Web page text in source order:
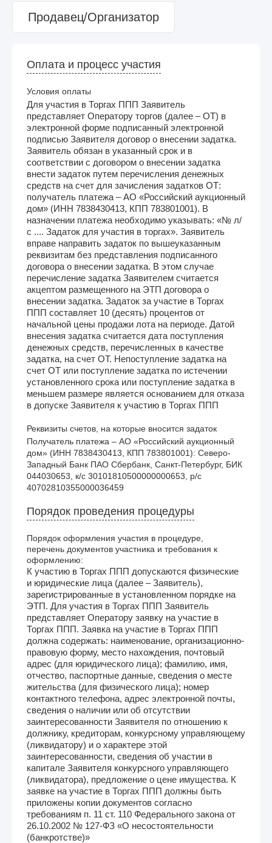
Продавец/Организатор
Оплата и процесс участия
Условия оплаты
Для участия в Торгах ППП Заявитель
представляет Оператору торгов (далее – ОТ) в
электронной форме подписанный электронной
подписью Заявителя договор о внесении задатка.
Заявитель обязан в указанный срок и в
соответствии с договором о внесении задатка
внести задаток путем перечисления денежных
средств на счет для зачисления задатков ОТ:
получатель платежа – АО «Российский аукционный
дом» (ИНН 7838430413, КПП 783801001). В
назначении платежа необходимо указывать: «№ л/
с .... Задаток для участия в торгах». Заявитель
вправе направить задаток по вышеуказанным
реквизитам без представления подписанного
договора о внесении задатка. В этом случае
перечисление задатка Заявителем считается
акцептом размещенного на ЭТП договора о
внесении задатка. Задаток за участие в Торгах
ППП составляет 10 (десять) процентов от
начальной цены продажи лота на периоде. Датой
внесения задатка считается дата поступления
денежных средств, перечисленных в качестве
задатка, на счет ОТ. Непоступление задатка на
счет ОТ или поступление задатка по истечении
установленного срока или поступление задатка в
меньшем размере является основанием для отказа
в допуске Заявителя к участию в Торгах ППП
Реквизиты счетов, на которые вносится задаток
Получатель платежа – АО «Российский аукционный
дом» (ИНН 7838430413, КПП 783801001): Северо-
Западный Банк ПАО Сбербанк, Санкт-Петербург, БИК
044030653, к/с 30101810500000000653, р/с
40702810355000036459
Порядок проведения процедуры
Порядок оформления участия в процедуре,
перечень документов участника и требования к
оформлению:
К участию в Торгах ППП допускаются физические
и юридические лица (далее – Заявитель),
зарегистрированные в установленном порядке на
ЭТП. Для участия в Торгах ППП Заявитель
представляет Оператору заявку на участие в
Торгах ППП. Заявка на участие в Торгах ППП
должна содержать: наименование, организационно-
правовую форму, место нахождения, почтовый
адрес (для юридического лица); фамилию, имя,
отчество, паспортные данные, сведения о месте
жительства (для физического лица); номер
контактного телефона, адрес электронной почты,
сведения о наличии или об отсутствии
заинтересованности Заявителя по отношению к
должнику, кредиторам, конкурсному управляющему
(ликвидатору) и о характере этой
заинтересованности, сведения об участии в
капитале Заявителя конкурсного управляющего
(ликвидатора), предложение о цене имущества. К
заявке на участие в Торгах ППП должны быть
приложены копии документов согласно
требованиям п. 11 ст. 110 Федерального закона от
26.10.2002 № 127-ФЗ «О несостоятельности
(банкротстве)»